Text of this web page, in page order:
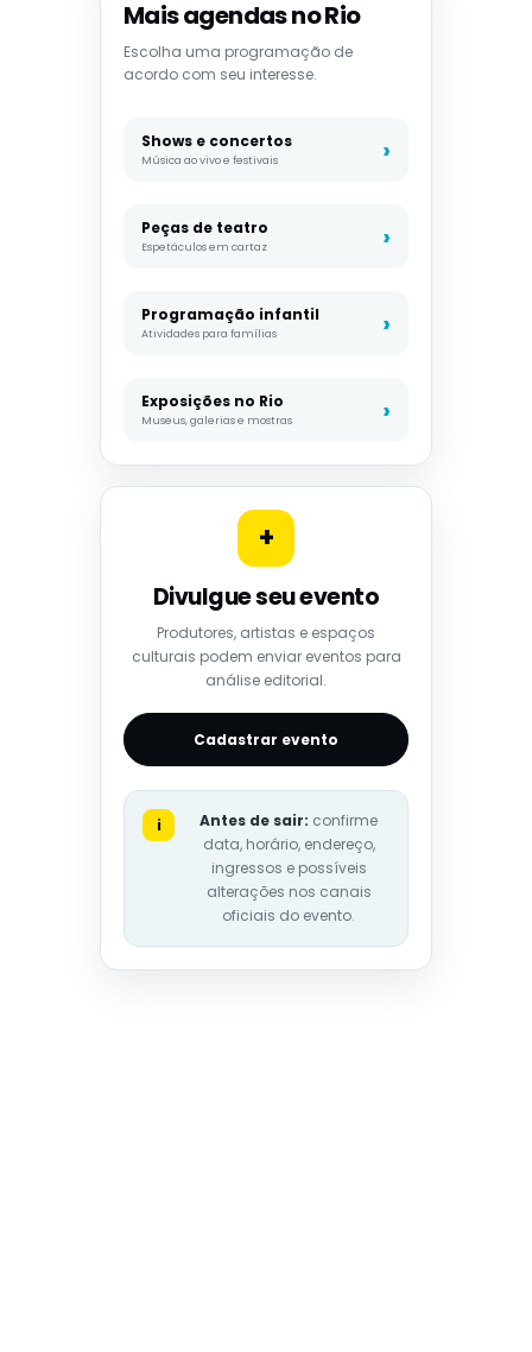
Mais agendas no Rio
Escolha uma programação de
acordo com seu interesse.
Shows e concertos
Música ao vivo e festivais
Peças de teatro
Espetáculos em cartaz
Programação infantil
Atividades para famílias
Exposições no Rio
Museus, galerias e mostras
+
Divulgue seu evento
Produtores, artistas e espaços
culturais podem enviar eventos para
análise editorial.
Cadastrar evento
i Antes de sair: confirme
data, horário, endereço,
ingressos e possíveis
alterações nos canais
oficiais do evento.